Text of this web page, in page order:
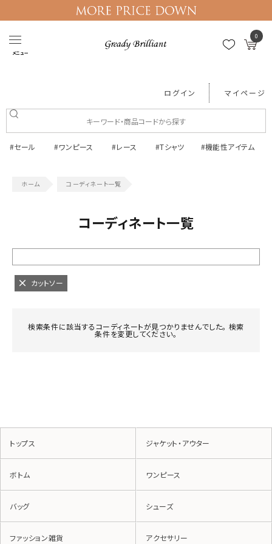
メニュー
0
ログイン マイページ
#セール #ワンピース #レース #Tシャツ #機能性アイテム
コーディネート一覧
コーディネート一覧
カットソー
検索条件に該当するコーディネートが見つかりませんでした。 検索
条件を変更してください。
トップス ジャケット・アウター
ボトム ワンピース
バッグ シューズ
ファッション雑貨 アクセサリー